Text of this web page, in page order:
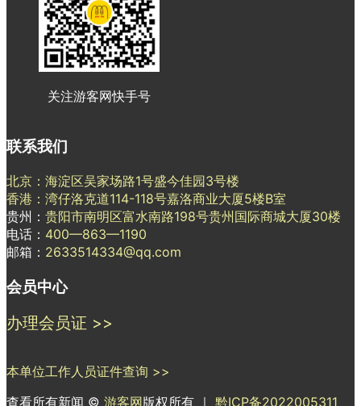
关注游客网快手号
联系我们
北京：海淀区吴家场路1号盛今佳园3号楼
香港：湾仔洛克道114-118号嘉洛商业大厦5楼B室
贵州： 贵阳市南明区富水南路198号贵州国际商城大厦30楼
电话： 400—863—1190
邮箱： 2633514334@qq.com
会员中心
办理会员证 >>
本单位工作人员证件查询 >>
查看所有新闻 © 游客网版权所有 ｜ 黔ICP备2022005311